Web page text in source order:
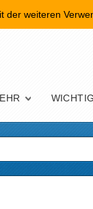
weiteren